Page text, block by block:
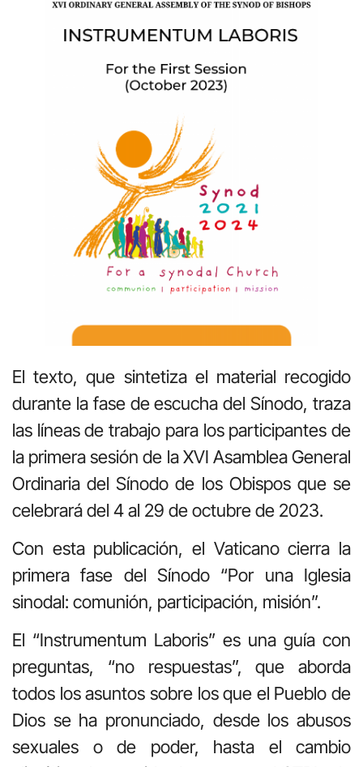
El texto, que sintetiza el material recogido
durante la fase de escucha del Sínodo, traza
las líneas de trabajo para los participantes de
la primera sesión de la XVI Asamblea General
Ordinaria del Sínodo de los Obispos que se
celebrará del 4 al 29 de octubre de 2023.
Con esta publicación, el Vaticano cierra la
primera fase del Sínodo “Por una Iglesia
sinodal: comunión, participación, misión”.
El “Instrumentum Laboris” es una guía con
preguntas, “no respuestas”, que aborda
todos los asuntos sobre los que el Pueblo de
Dios se ha pronunciado, desde los abusos
sexuales o de poder, hasta el cambio